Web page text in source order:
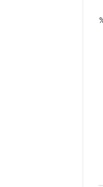
سلالة الهند أكثر قابلية للانتشار بنسبة 50%